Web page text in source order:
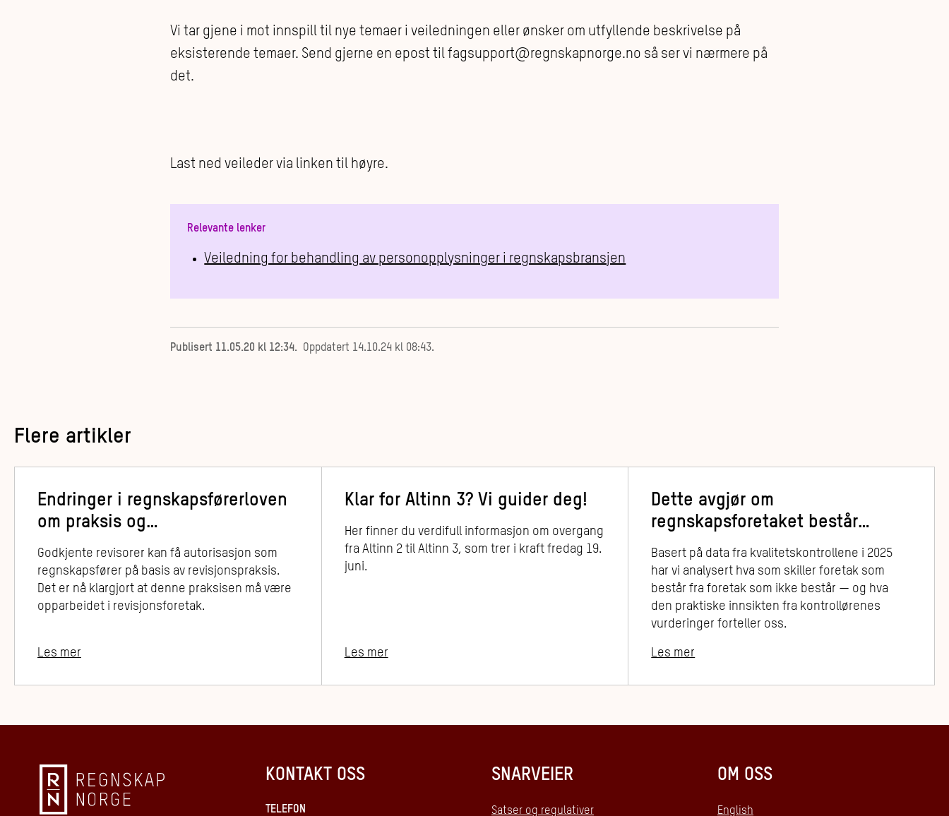
Vi tar gjene i mot innspill til nye temaer i veiledningen eller ønsker om utfyllende beskrivelse på
eksisterende temaer. Send gjerne en epost til fagsupport@regnskapnorge.no så ser vi nærmere på
det.
Last ned veileder via linken til høyre.
Relevante lenker
Veiledning for behandling av personopplysninger i regnskapsbransjen
Publisert 11.05.20 kl 12:34. Oppdatert 14.10.24 kl 08:43.
Flere artikler
Endringer i regnskapsførerloven
om praksis og
yrkeskvalifikasjoner
Godkjente revisorer kan få autorisasjon som
regnskapsfører på basis av revisjonspraksis.
Det er nå klargjort at denne praksisen må være
opparbeidet i revisjonsforetak.
Les mer
Klar for Altinn 3? Vi guider deg!
Her finner du verdifull informasjon om overgang
fra Altinn 2 til Altinn 3, som trer i kraft fredag 19.
juni.
Les mer
Dette avgjør om
regnskapsforetaket består
kvalitetskontrollen
Basert på data fra kvalitetskontrollene i 2025
har vi analysert hva som skiller foretak som
består fra foretak som ikke består — og hva
den praktiske innsikten fra kontrollørenes
vurderinger forteller oss.
Les mer
KONTAKT OSS
TELEFON
SNARVEIER
Satser og regulativer
OM OSS
English